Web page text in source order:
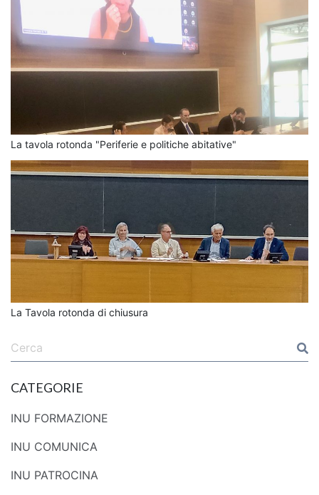
La tavola rotonda "Periferie e politiche abitative"
La Tavola rotonda di chiusura
CATEGORIE
INU FORMAZIONE
INU COMUNICA
INU PATROCINA